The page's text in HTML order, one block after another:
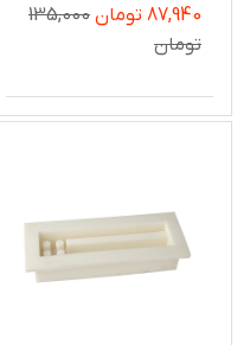
87,940 تومان
135,000
تومان